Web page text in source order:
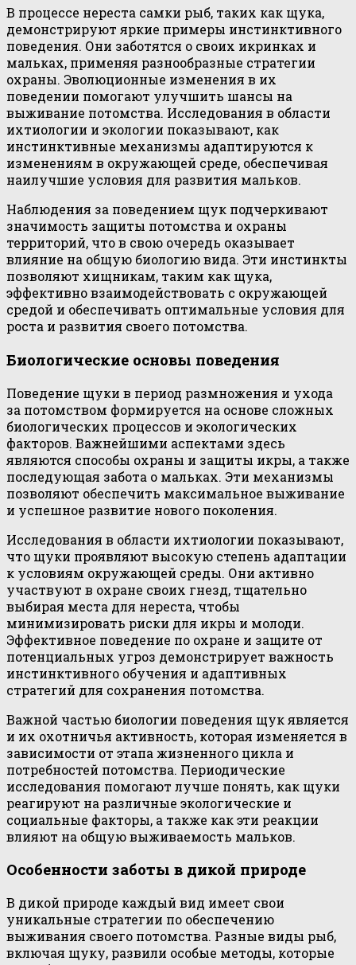
В процессе нереста самки рыб, таких как щука,
демонстрируют яркие примеры инстинктивного
поведения. Они заботятся о своих икринках и
мальках, применяя разнообразные стратегии
охраны. Эволюционные изменения в их
поведении помогают улучшить шансы на
выживание потомства. Исследования в области
ихтиологии и экологии показывают, как
инстинктивные механизмы адаптируются к
изменениям в окружающей среде, обеспечивая
наилучшие условия для развития мальков.
Наблюдения за поведением щук подчеркивают
значимость защиты потомства и охраны
территорий, что в свою очередь оказывает
влияние на общую биологию вида. Эти инстинкты
позволяют хищникам, таким как щука,
эффективно взаимодействовать с окружающей
средой и обеспечивать оптимальные условия для
роста и развития своего потомства.
Биологические основы поведения
Поведение щуки в период размножения и ухода
за потомством формируется на основе сложных
биологических процессов и экологических
факторов. Важнейшими аспектами здесь
являются способы охраны и защиты икры, а также
последующая забота о мальках. Эти механизмы
позволяют обеспечить максимальное выживание
и успешное развитие нового поколения.
Исследования в области ихтиологии показывают,
что щуки проявляют высокую степень адаптации
к условиям окружающей среды. Они активно
участвуют в охране своих гнезд, тщательно
выбирая места для нереста, чтобы
минимизировать риски для икры и молоди.
Эффективное поведение по охране и защите от
потенциальных угроз демонстрирует важность
инстинктивного обучения и адаптивных
стратегий для сохранения потомства.
Важной частью биологии поведения щук является
и их охотничья активность, которая изменяется в
зависимости от этапа жизненного цикла и
потребностей потомства. Периодические
исследования помогают лучше понять, как щуки
реагируют на различные экологические и
социальные факторы, а также как эти реакции
влияют на общую выживаемость мальков.
Особенности заботы в дикой природе
В дикой природе каждый вид имеет свои
уникальные стратегии по обеспечению
выживания своего потомства. Разные виды рыб,
включая щуку, развили особые методы, которые